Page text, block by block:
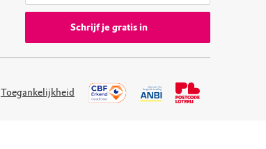
Schrijf je gratis in
Toegankelijkheid